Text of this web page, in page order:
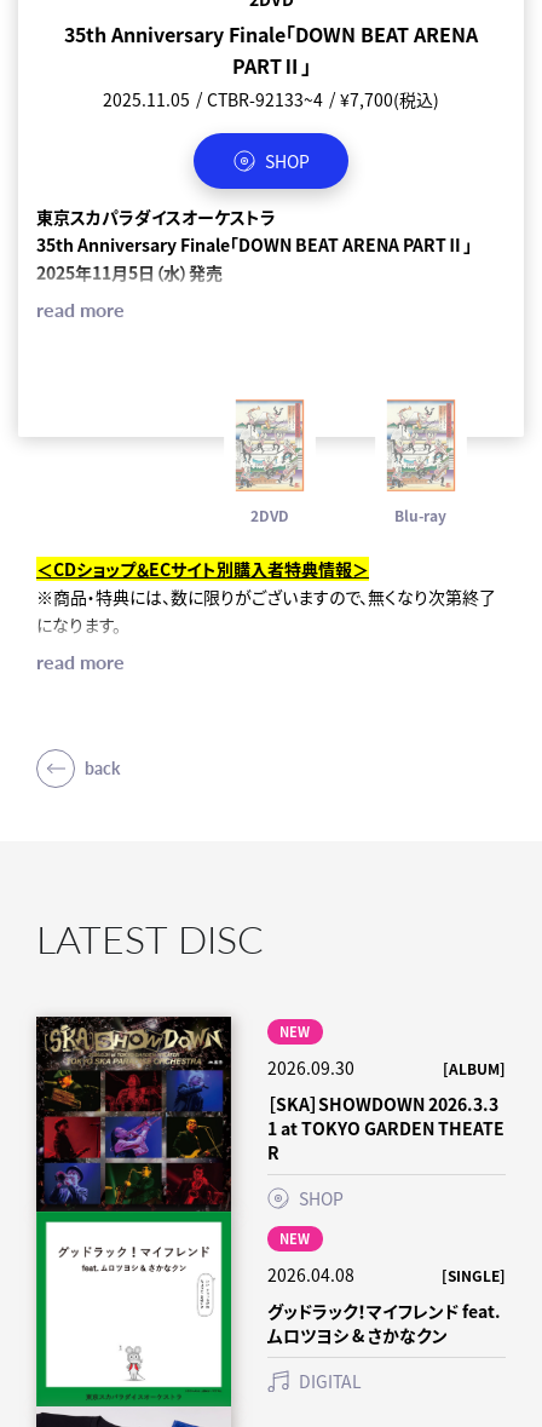
35th Anniversary Finale「DOWN BEAT ARENA
PARTⅡ」
2025.11.05 CTBR-92133~4 ¥7,700(税込)
SHOP
東京スカパラダイスオーケストラ
35th Anniversary Finale「DOWN BEAT ARENA PARTⅡ」
2025年11月5日（水）発売
※ライブ写真ブックレット付き
※全形態 共通
DOWN BEAT ARENA PART
02. ¡Dale Dale! ～ダレ・ダレ！～
03. 5 days of TEQUILA
04. Pride Of Lions
05. Glorious
08. SOUL GROWL
09. 天空橋
15. 美しく燃える森
18. 一日花
19. いつか [GUEST] 石原慎也 (Saucy Dog)
20. 紋白蝶 [GUEST] 石原慎也 (Saucy Dog)
21. SKA ME CRAZY
22. Mela! [GUEST] 長屋晴子 (緑黄色社会)
23. 青い春のエチュード [GUEST] 長屋晴子 (緑黄色社会)
24. The Last
25. SKAHOLIC GENERATION
26. 悲しみの果て [GUEST] 宮本浩次
27. 明日以外すべて燃やせ [GUEST] 宮本浩次
28. DOWN BEAT STOMP
29. Paradise Has No Border [GUEST] Tuba：石原慎也
(Saucy Dog), Trombone：⻑屋晴子 (緑黄色社会), Tenor sax：田
read more
35th Anniversary Finale「DOWN BEAT ARENA
PARTⅡ」
2025.11.05 CTXR-92135 ¥7,700(税込)
SHOP
東京スカパラダイスオーケストラ
35th Anniversary Finale「DOWN BEAT ARENA PARTⅡ」
2025年11月5日（水）発売
※ライブ写真ブックレット付き
※全形態 共通
DOWN BEAT ARENA PART
02. ¡Dale Dale! ～ダレ・ダレ！～
03. 5 days of TEQUILA
04. Pride Of Lions
05. Glorious
08. SOUL GROWL
09. 天空橋
15. 美しく燃える森
18. 一日花
19. いつか [GUEST] 石原慎也 (Saucy Dog)
20. 紋白蝶 [GUEST] 石原慎也 (Saucy Dog)
21. SKA ME CRAZY
22. Mela! [GUEST] 長屋晴子 (緑黄色社会)
23. 青い春のエチュード [GUEST] 長屋晴子 (緑黄色社会)
24. The Last
25. SKAHOLIC GENERATION
26. 悲しみの果て [GUEST] 宮本浩次
27. 明日以外すべて燃やせ [GUEST] 宮本浩次
28. DOWN BEAT STOMP
29. Paradise Has No Border [GUEST] Tuba：石原慎也
(Saucy Dog), Trombone：⻑屋晴子 (緑黄色社会), Tenor sax：田
read more
2DVD Blu-ray
＜CDショップ＆ECサイト別購入者特典情報＞
※商品・特典には、数に限りがございますので、無くなり次第終了
になります。
お早めのご予約をオススメします。
「スカパラ甲子園」単品購入：和紙風缶バッジ①
「DOWN BEAT ARENA PARTⅡ」単品購入：和紙風缶バッジ②
・セブンネットショッピング
「スカパラ甲子園」単品購入：手ぬぐい①
「DOWN BEAT ARENA PARTⅡ」単品購入：手ぬぐい②
・楽天ブックス
２作品同時購入：アクリルブロック
「スカパラ甲子園」単品購入：アクリルコースター①
「DOWN BEAT ARENA PARTⅡ」単品購入：アクリルコースター②
スカパラ応援店)
「スカパラ甲子園」単品購入：スマホサイズステッカー①
「DOWN BEAT ARENA PARTⅡ」単品購入：スマホサイズステッカ
※２作品同時購入について
下記、２タイトルを同時にご予約・ご購入頂いたお客様が対象とな
read more
back
LATEST DISC
NEW
2026.09.30 [ALBUM]
［SKA］SHOWDOWN 2026.3.3
1 at TOKYO GARDEN THEATE
R
SHOP
NEW
2026.04.08 [SINGLE]
グッドラック！マイフレンド feat.
ムロツヨシ & さかなクン
DIGITAL